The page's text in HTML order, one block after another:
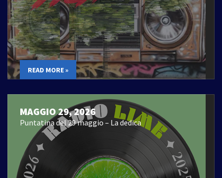
READ MORE »
MAGGIO 29, 2026
Puntatina del 29 maggio – La dedica